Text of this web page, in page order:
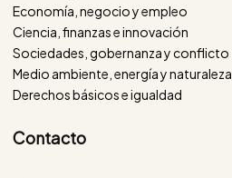
Economía, negocio y empleo
Ciencia, finanzas e innovación
Sociedades, gobernanza y conflicto
Medio ambiente, energía y naturaleza
Derechos básicos e igualdad
Contacto